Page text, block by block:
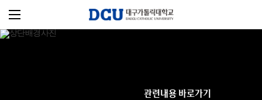
관련내용 바로가기